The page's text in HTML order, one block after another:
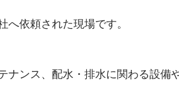
依頼された現場です。
ナンス、配水・排水に関わる設備